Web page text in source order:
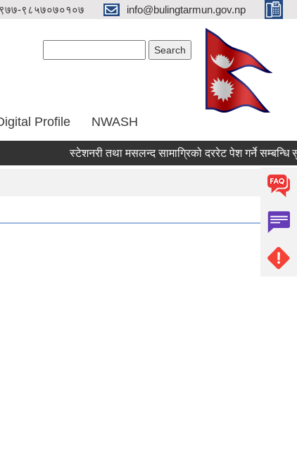
९८५७०७०१०७ info@bulingtarmun.gov.np
Profile NWASH
स्टेशनरी तथा मसलन्द सामाग्रिको दररेट पेश गर्ने सम्बन्धि सुचना